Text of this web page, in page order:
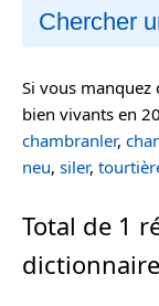
Chercher
Si vous
bien vivants en
chambranler,
neu, siler,
Total de 1